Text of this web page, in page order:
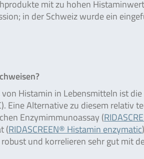
mit zu hohen
in der Schweiz wurde ein
Histamin in Lebensmitteln ist die
Eine Alternative zu diesem relativ
Enzymimmunoassay (
(RIDASCREEN® Histamin enzymatic
und korrelieren sehr gut mit